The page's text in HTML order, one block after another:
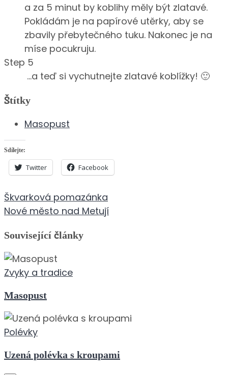
a za 5 minut by koblihy měly být zlatavé.
Pokládám je na papírové utěrky, aby se
zbavily přebytečného tuku. Nakonec je na
míse pocukruju.
Step 5
…a teď si vychutnejte zlatavé koblížky! 🙂
Štítky
Masopust
Sdílejte:
Twitter Facebook
Navigace
pro
Škvarková pomazánka
Nové město nad Metují
Související články
Zvyky a tradice
Masopust
Polévky
Uzená polévka s kroupami